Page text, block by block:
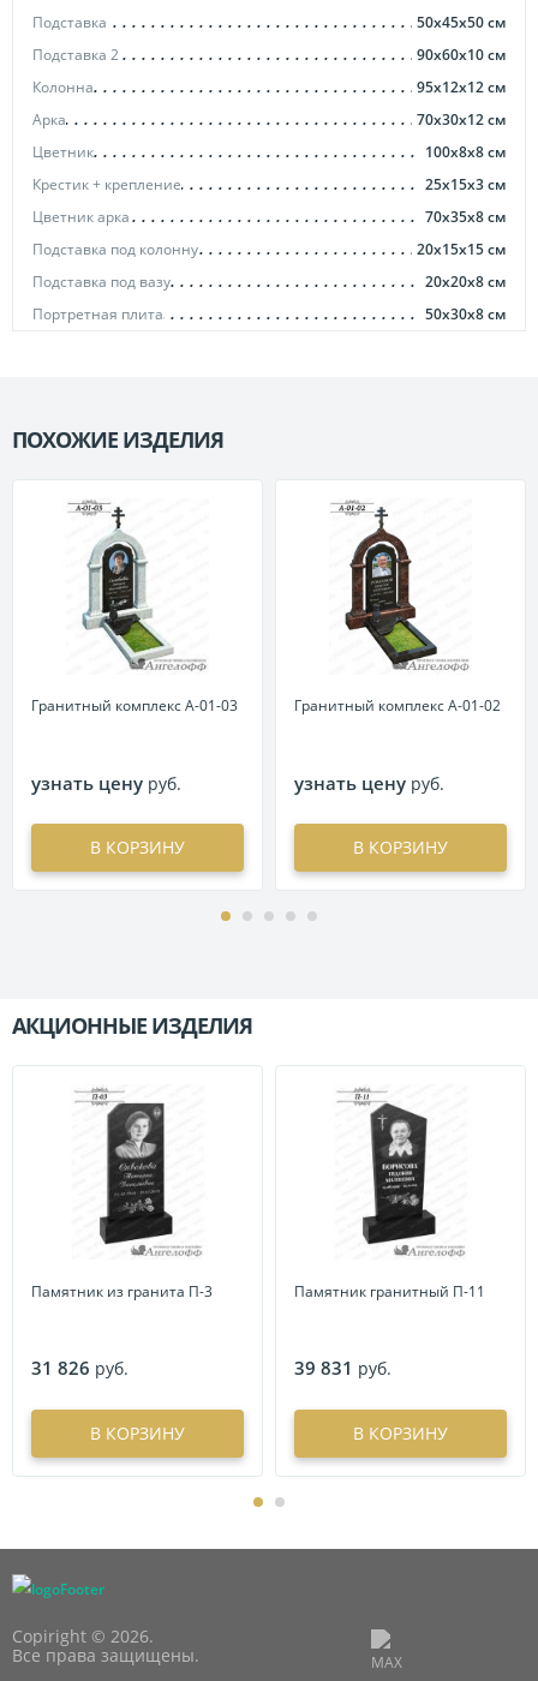
Подставка 50х45х50см
Подставка 2
90х60х10см
Колонна
95х12х12см
Арка
70х30х12см
Цветник
100х8х8см
Крестик + крепление
25х15х3см
Цветник арка
70х35х8см
Подставка под колонну
20х15х15см
Подставка под вазу
20х20х8см
Портретная плита
50х30х8см
ПОХОЖИЕ ИЗДЕЛИЯ
Гранитный комплекс А-01-03
узнать цену руб.
В КОРЗИНУ
Гранитный комплекс А-01-02
узнать цену руб.
В КОРЗИНУ
АКЦИОННЫЕ ИЗДЕЛИЯ
Памятник из гранита П-3
31 826 руб.
В КОРЗИНУ
Памятник гранитный П-11
39 831 руб.
В КОРЗИНУ
Copiright © 2026.
Все права защищены.